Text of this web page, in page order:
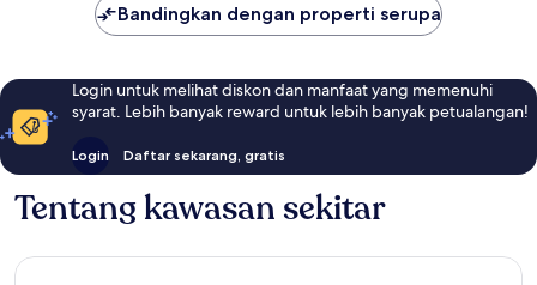
Bandingkan dengan properti serupa
Login untuk melihat diskon dan manfaat yang memenuhi
syarat. Lebih banyak reward untuk lebih banyak petualangan!
Login Daftar sekarang, gratis
Tentang kawasan sekitar